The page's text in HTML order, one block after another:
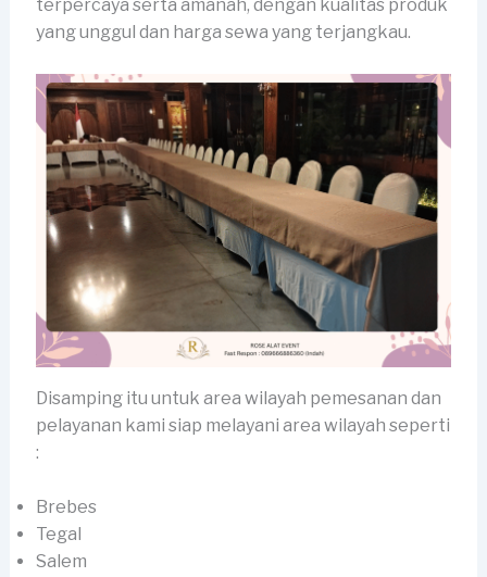
terpercaya serta amanah, dengan kualitas produk
yang unggul dan harga sewa yang terjangkau.
Disamping itu untuk area wilayah pemesanan dan
pelayanan kami siap melayani area wilayah seperti
:
Brebes
Tegal
Salem